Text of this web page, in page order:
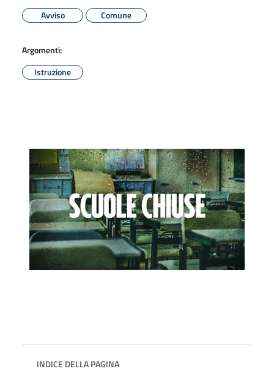
Avviso
Comune
Argomenti:
Istruzione
INDICE DELLA PAGINA